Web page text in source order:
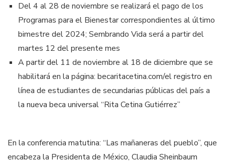
Del 4 al 28 de noviembre se realizará el pago de los
Programas para el Bienestar correspondientes al último
bimestre del 2024; Sembrando Vida será a partir del
martes 12 del presente mes
A partir del 11 de noviembre al 18 de diciembre que se
habilitará en la página: becaritacetina.com/el registro en
línea de estudiantes de secundarias públicas del país a
la nueva beca universal “Rita Cetina Gutiérrez”
En la conferencia matutina: “Las mañaneras del pueblo”, que
encabeza la Presidenta de México, Claudia Sheinbaum